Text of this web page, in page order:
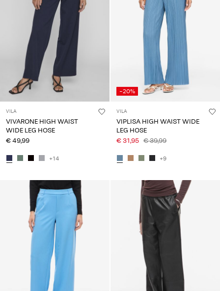
Deutschland
Deutsch
VILA
VIVARONE HIGH WAIST
WIDE LEG HOSE
€ 49,99
+14
-20%
VILA
VIPLISA HIGH WAIST WIDE
LEG HOSE
€ 31,95 € 39,99
+9